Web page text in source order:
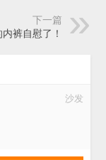
下一篇
裤自慰了！
沙发